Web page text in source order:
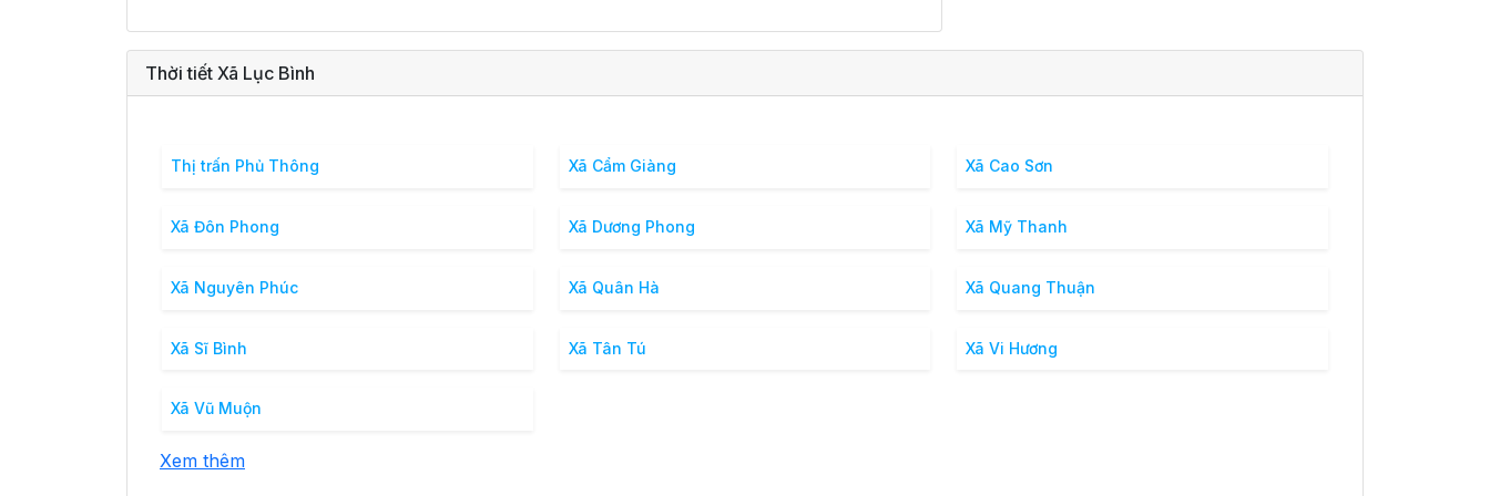
Thời tiết Xã Lục Bình
Thị trấn Phủ Thông Xã Cẩm Giàng Xã Cao Sơn
Xã Đôn Phong Xã Dương Phong Xã Mỹ Thanh
Xã Nguyên Phúc Xã Quân Hà Xã Quang Thuận
Xã Sĩ Bình Xã Tân Tú Xã Vi Hương
Xã Vũ Muộn
Xem thêm